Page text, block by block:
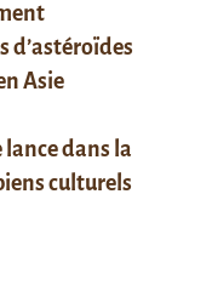
d’astéroïdes
Asie
lance dans la
culturels